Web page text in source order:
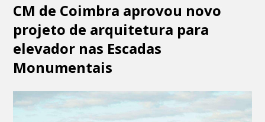
CM de Coimbra aprovou novo
projeto de arquitetura para
elevador nas Escadas
Monumentais